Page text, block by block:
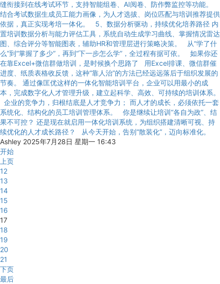
缝衔接到在线考试环节，支持智能组卷、AI阅卷、防作弊监控等功能。
结合考试数据生成员工能力画像，为人才选拔、岗位匹配与培训推荐提供
依据，真正实现考培一体化。 5、数据分析驱动，持续优化培养路径 内
置培训数据分析与能力评估工具，系统自动生成学习曲线、掌握情况雷达
图、综合评分等智能图表，辅助HR和管理层进行策略决策。 从“学了什
么”到“掌握了多少”，再到“下一步怎么学”，全过程有据可依。 如果你还
在靠Excel+微信群做培训，是时候换个思路了 用Excel排课、微信群催
进度、纸质表格收反馈，这种“靠人治”的方法已经远远落后于组织发展的
节奏。 通过像匡优这样的一体化智能培训平台，企业可以用最小的成
本，完成数字化人才管理升级，建立起科学、高效、可持续的培训体系。
企业的竞争力，归根结底是人才竞争力； 而人才的成长，必须依托一套
系统化、结构化的员工培训管理体系。 你是继续让培训“各自为政”、结
果不可控？ 还是现在就启用一体化培训系统，为组织搭建清晰可视、持
续优化的人才成长路径？ 从今天开始，告别“散装化”，迈向标准化。
Ashley 2025年7月28日 星期一 16:43
开始
上页
12
13
14
15
16
17
18
19
20
21
下页
最后